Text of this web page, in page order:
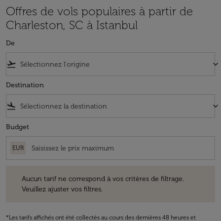
Offres de vols populaires à partir de
Charleston, SC à Istanbul
De
flight_takeoff keyboard_arrow_down
Destination
flight_land keyboard_arrow_down
Budget
EUR
Aucun tarif ne correspond à vos critères de filtrage.
Veuillez ajuster vos filtres.
*Les tarifs affichés ont été collectés au cours des dernières 48 heures et